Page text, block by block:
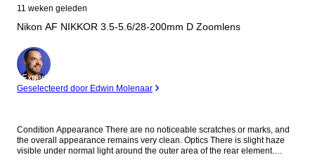
11 weken geleden
Nikon AF NIKKOR 3.5-5.6/28-200mm D Zoomlens
Expert
Geselecteerd door Edwin Molenaar
Condition Appearance There are no noticeable scratches or marks, and
the overall appearance remains very clean. Optics There is slight haze
visible under normal light around the outer area of the rear element.